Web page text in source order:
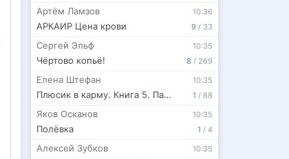
9 / 33
10:36
Артём Ламзов
АРКАИР Цена крови
8 / 269
10:35
Сергей Эльф
Чёртово копьё!
1 / 88
10:35
Елена Штефан
Плюсик в карму. Книга 5. Пашкины будни.
1 / 4
10:35
Яков Осканов
Полёвка
10:35
Алексей Зубков